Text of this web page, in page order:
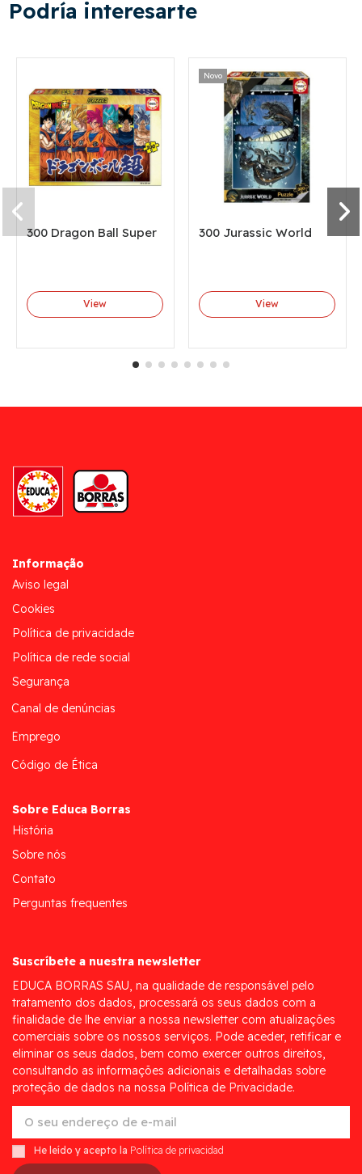
Podría interesarte
300 Dragon Ball Super
View
Novo
300 Jurassic World
View
Informação
Aviso legal
Cookies
Política de privacidade
Política de rede social
Segurança
Canal de denúncias
Emprego
Código de Ética
Sobre Educa Borras
História
Sobre nós
Contato
Perguntas frequentes
Suscríbete a nuestra newsletter
EDUCA BORRAS SAU, na qualidade de responsável pelo
tratamento dos dados, processará os seus dados com a
finalidade de lhe enviar a nossa newsletter com atualizações
comerciais sobre os nossos serviços. Pode aceder, retificar e
eliminar os seus dados, bem como exercer outros direitos,
consultando as informações adicionais e detalhadas sobre
proteção de dados na nossa Política de Privacidade.
He leído y acepto la Política de privacidad